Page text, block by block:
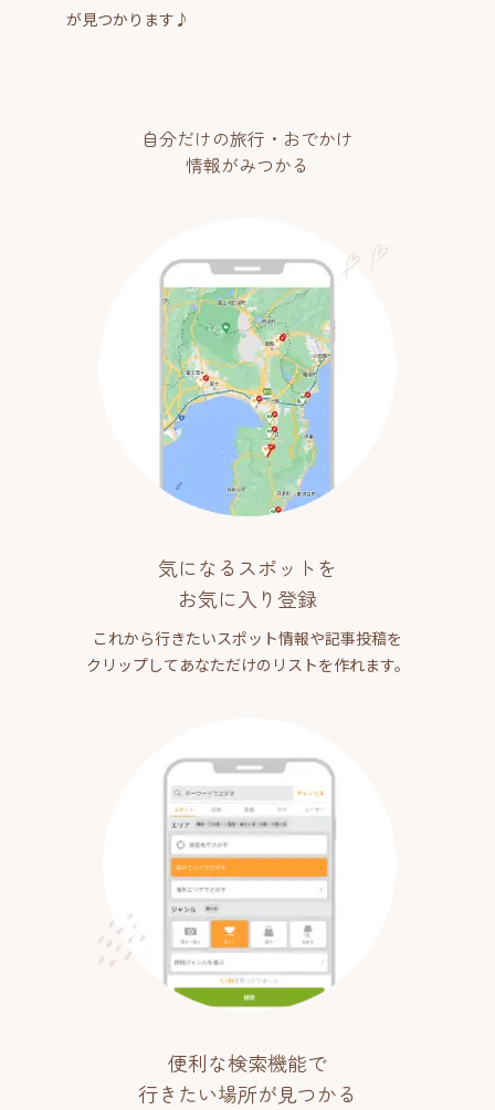
が見つかります♪
自分だけの旅行・おでかけ
情報がみつかる
気になるスポットを
お気に入り登録
これから行きたいスポット情報や記事投稿を
クリップしてあなただけのリストを作れます。
便利な検索機能で
行きたい場所が見つかる